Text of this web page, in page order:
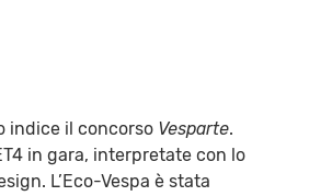
indice il concorso Vesparte.
in gara, interpretate con lo
L’Eco-Vespa è stata